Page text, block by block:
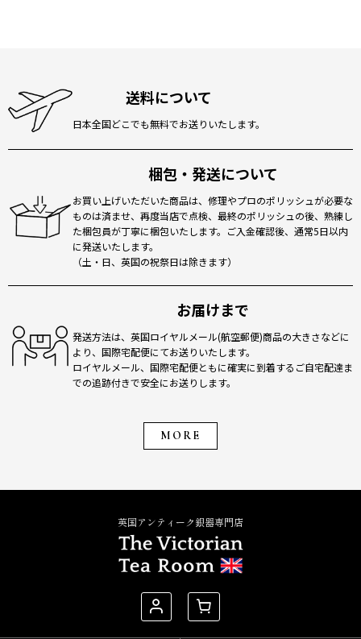
送料について
日本全国どこでも無料でお送りいたします。
梱包・発送について
お買い上げいただいた商品は、修理やプロのポリッシュが必要な
ものは済ませ、再度当店で点検、最終のポリッシュの後、熟練し
た梱包員が丁寧に梱包いたします。ご入金確認後、通常5日以内
に発送いたします。
（土・日、英国の祝祭日は除きます）
お届けまで
発送方法は、英国ロイヤルメール(航空郵便)商品の大きさなどに
より、国際宅配便にてお送りいたします。
ロイヤルメール、国際宅配便ともに確実に到着するご自宅配達ま
での追跡付きで安全にお送りします。
MORE
英国アンティーク銀器専門店